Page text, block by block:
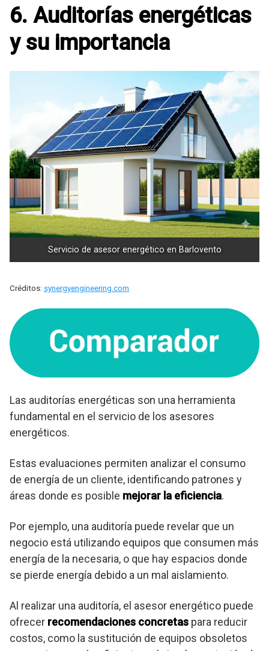
6. Auditorías energéticas
y su importancia
Servicio de asesor energético en Barlovento
Créditos: synergyengineering.com
Las auditorías energéticas son una herramienta
fundamental en el servicio de los asesores
energéticos.
Estas evaluaciones permiten analizar el consumo
de energía de un cliente, identificando patrones y
áreas donde es posible mejorar la eficiencia.
Por ejemplo, una auditoría puede revelar que un
negocio está utilizando equipos que consumen más
energía de la necesaria, o que hay espacios donde
se pierde energía debido a un mal aislamiento.
Al realizar una auditoría, el asesor energético puede
ofrecer recomendaciones concretas para reducir
costos, como la sustitución de equipos obsoletos